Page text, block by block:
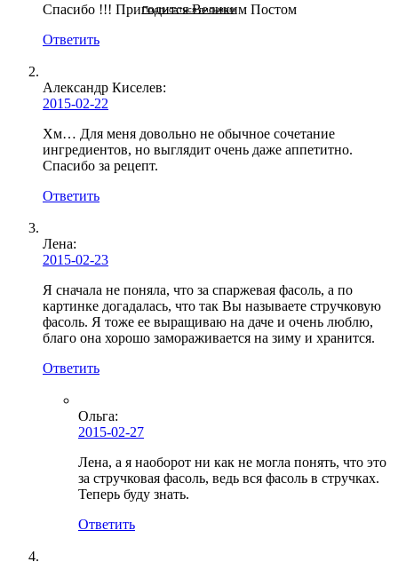
Подписаться письмом
Спасибо !!! Пригодится Великим Постом
Ответить
Александр Киселев:
2015-02-22
Хм… Для меня довольно не обычное сочетание
ингредиентов, но выглядит очень даже аппетитно.
Спасибо за рецепт.
Ответить
Лена:
2015-02-23
Я сначала не поняла, что за спаржевая фасоль, а по
картинке догадалась, что так Вы называете стручковую
фасоль. Я тоже ее выращиваю на даче и очень люблю,
благо она хорошо замораживается на зиму и хранится.
Ответить
Ольга:
2015-02-27
Лена, а я наоборот ни как не могла понять, что это
за стручковая фасоль, ведь вся фасоль в стручках.
Теперь буду знать.
Ответить